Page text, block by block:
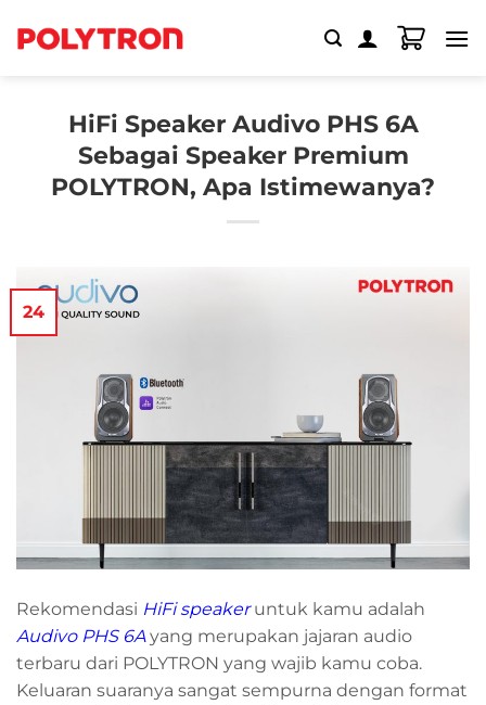
HiFi Speaker Audivo PHS 6A
Sebagai Speaker Premium
POLYTRON, Apa Istimewanya?
24
Rekomendasi HiFi speakeruntuk kamu adalah
Audivo PHS 6Ayang merupakan jajaran audio
terbaru dari POLYTRON yang wajib kamu coba.
Keluaran suaranya sangat sempurna dengan format